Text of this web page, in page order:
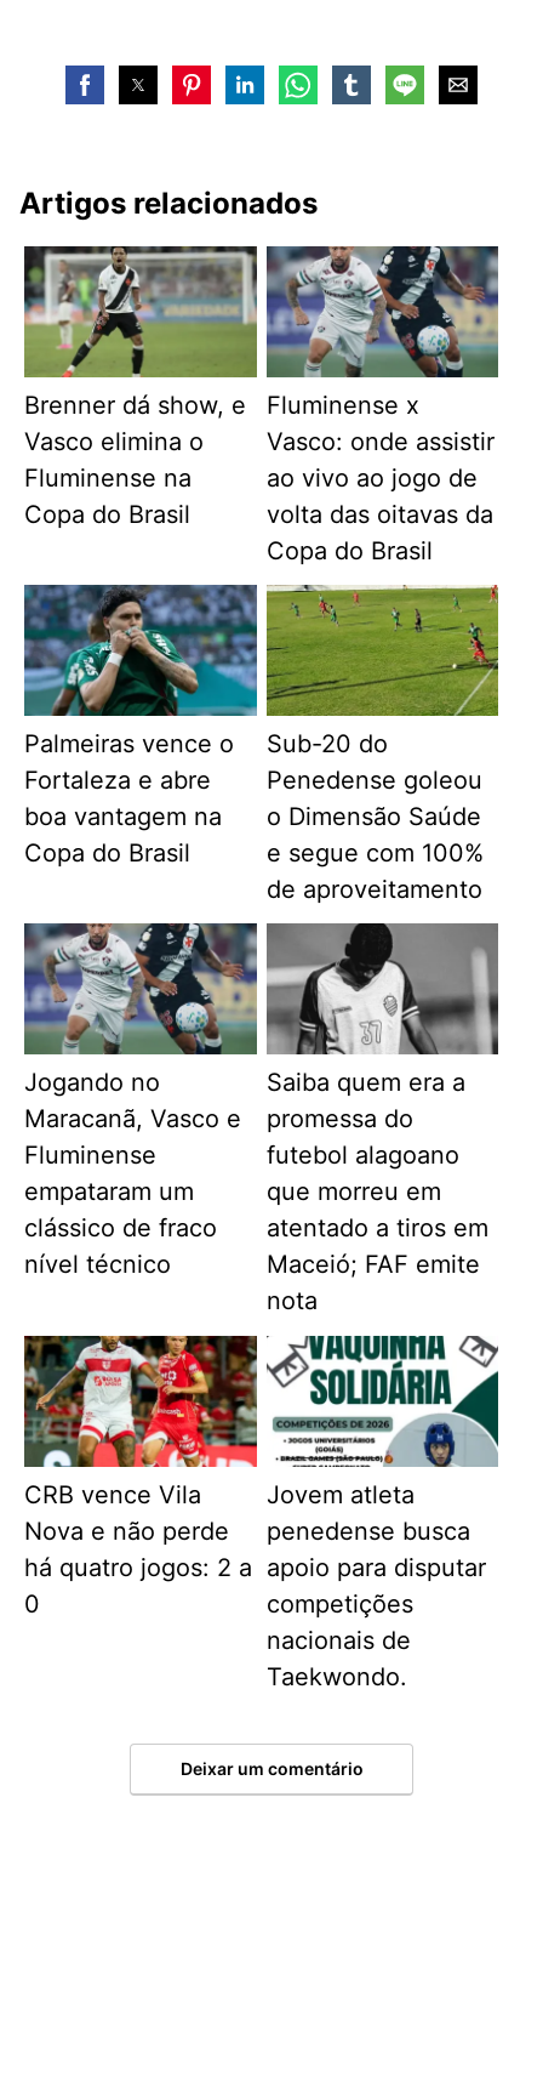
Artigos relacionados
Brenner dá show, e
Vasco elimina o
Fluminense na
Copa do Brasil
Fluminense x
Vasco: onde assistir
ao vivo ao jogo de
volta das oitavas da
Copa do Brasil
Palmeiras vence o
Fortaleza e abre
boa vantagem na
Copa do Brasil
Sub-20 do
Penedense goleou
o Dimensão Saúde
e segue com 100%
de aproveitamento
Jogando no
Maracanã, Vasco e
Fluminense
empataram um
clássico de fraco
nível técnico
Saiba quem era a
promessa do
futebol alagoano
que morreu em
atentado a tiros em
Maceió; FAF emite
nota
CRB vence Vila
Nova e não perde
há quatro jogos: 2 a
0
Jovem atleta
penedense busca
apoio para disputar
competições
nacionais de
Taekwondo.
Deixar um comentário